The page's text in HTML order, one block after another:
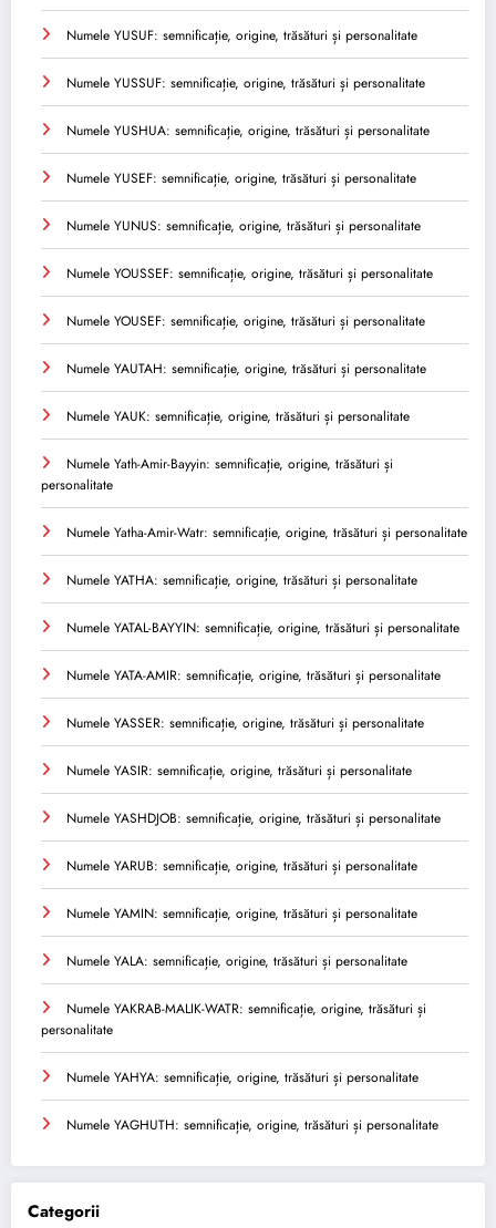
Numele YUSUF: semnificație, origine, trăsături și personalitate
Numele YUSSUF: semnificație, origine, trăsături și personalitate
Numele YUSHUA: semnificație, origine, trăsături și personalitate
Numele YUSEF: semnificație, origine, trăsături și personalitate
Numele YUNUS: semnificație, origine, trăsături și personalitate
Numele YOUSSEF: semnificație, origine, trăsături și personalitate
Numele YOUSEF: semnificație, origine, trăsături și personalitate
Numele YAUTAH: semnificație, origine, trăsături și personalitate
Numele YAUK: semnificație, origine, trăsături și personalitate
Numele Yath-Amir-Bayyin: semnificație, origine, trăsături și
personalitate
Numele Yatha-Amir-Watr: semnificație, origine, trăsături și personalitate
Numele YATHA: semnificație, origine, trăsături și personalitate
Numele YATAL-BAYYIN: semnificație, origine, trăsături și personalitate
Numele YATA-AMIR: semnificație, origine, trăsături și personalitate
Numele YASSER: semnificație, origine, trăsături și personalitate
Numele YASIR: semnificație, origine, trăsături și personalitate
Numele YASHDJOB: semnificație, origine, trăsături și personalitate
Numele YARUB: semnificație, origine, trăsături și personalitate
Numele YAMIN: semnificație, origine, trăsături și personalitate
Numele YALA: semnificație, origine, trăsături și personalitate
Numele YAKRAB-MALIK-WATR: semnificație, origine, trăsături și
personalitate
Numele YAHYA: semnificație, origine, trăsături și personalitate
Numele YAGHUTH: semnificație, origine, trăsături și personalitate
Categorii